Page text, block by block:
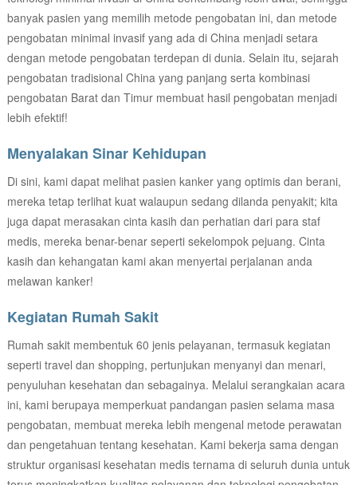
banyak pasien yang memilih metode pengobatan ini, dan metode
pengobatan minimal invasif yang ada di China menjadi setara
dengan metode pengobatan terdepan di dunia. Selain itu, sejarah
pengobatan tradisional China yang panjang serta kombinasi
pengobatan Barat dan Timur membuat hasil pengobatan menjadi
lebih efektif!
Menyalakan Sinar Kehidupan
Di sini, kami dapat melihat pasien kanker yang optimis dan berani,
mereka tetap terlihat kuat walaupun sedang dilanda penyakit; kita
juga dapat merasakan cinta kasih dan perhatian dari para staf
medis, mereka benar-benar seperti sekelompok pejuang. Cinta
kasih dan kehangatan kami akan menyertai perjalanan anda
melawan kanker!
Kegiatan Rumah Sakit
Rumah sakit membentuk 60 jenis pelayanan, termasuk kegiatan
seperti travel dan shopping, pertunjukan menyanyi dan menari,
penyuluhan kesehatan dan sebagainya. Melalui serangkaian acara
ini, kami berupaya memperkuat pandangan pasien selama masa
pengobatan, membuat mereka lebih mengenal metode perawatan
dan pengetahuan tentang kesehatan. Kami bekerja sama dengan
struktur organisasi kesehatan medis ternama di seluruh dunia untuk